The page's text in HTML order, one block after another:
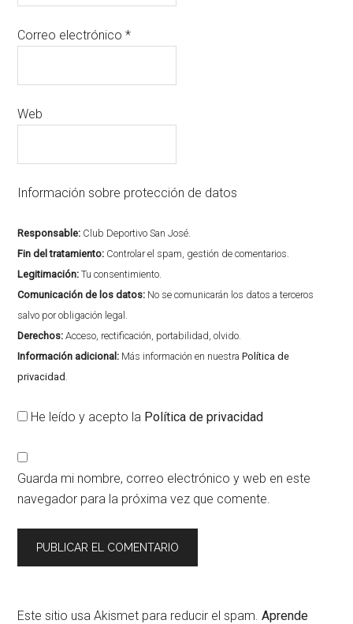
Correo electrónico*
Web
Información sobre protección de datos
Responsable: Club Deportivo San José.
Fin del tratamiento: Controlar el spam, gestión de comentarios.
Legitimación: Tu consentimiento.
Comunicación de los datos: No se comunicarán los datos a terceros
salvo por obligación legal.
Derechos: Acceso, rectificación, portabilidad, olvido.
Información adicional: Más información en nuestraPolítica de
privacidad .
He leído y acepto la Política de privacidad
Guarda mi nombre, correo electrónico y web en este
navegador para la próxima vez que comente.
Este sitio usa Akismet para reducir el spam.Aprende